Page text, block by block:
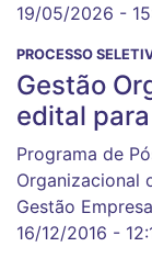
19/05/2026 -
PROCESSO
Gestão
edital
Programa de
Organizacional
Gestão
16/12/2016 -